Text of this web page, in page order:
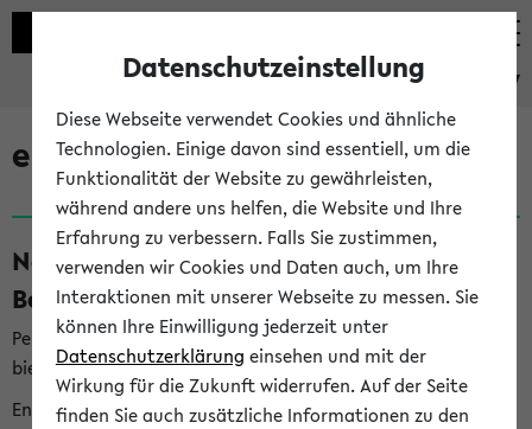
eKVV
eKVV News
Nachhaltigkeitspreis 2026:
Bewerbungsphase gestartet (06.08.26)
Per E-Mail eingestellt von nachhaltigkeitsbuero@uni-
bielefeld.de an den Verteiler 'Alle Studierenden':
English version below
Datenschutzeinstellung
Diese Webseite verwendet Cookies und ähnliche
Technologien. Einige davon sind essentiell, um die
Funktionalität der Website zu gewährleisten,
während andere uns helfen, die Website und Ihre
Erfahrung zu verbessern. Falls Sie zustimmen,
verwenden wir Cookies und Daten auch, um Ihre
Interaktionen mit unserer Webseite zu messen. Sie
können Ihre Einwilligung jederzeit unter
Datenschutzerklärung einsehen und mit der
Wirkung für die Zukunft widerrufen. Auf der Seite
finden Sie auch zusätzliche Informationen zu den